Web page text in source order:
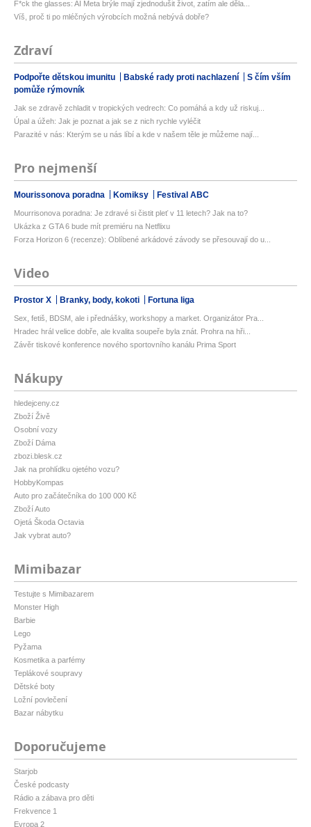
F*ck the glasses: AI Meta brýle mají zjednodušit život, zatím ale děla...
Víš, proč ti po mléčných výrobcích možná nebývá dobře?
Zdraví
Podpořte dětskou imunitu Babské rady proti nachlazení
S čím vším
pomůže rýmovník
Jak se zdravě zchladit v tropických vedrech: Co pomáhá a kdy už riskuj...
Úpal a úžeh: Jak je poznat a jak se z nich rychle vyléčit
Parazité v nás: Kterým se u nás líbí a kde v našem těle je můžeme nají...
Pro nejmenší
Mourissonova poradna Komiksy Festival ABC
Mourrisonova poradna: Je zdravé si čistit pleť v 11 letech? Jak na to?
Ukázka z GTA 6 bude mít premiéru na Netflixu
Forza Horizon 6 (recenze): Oblíbené arkádové závody se přesouvají do u...
Video
Prostor X Branky, body, kokoti Fortuna liga
Sex, fetiš, BDSM, ale i přednášky, workshopy a market. Organizátor Pra...
Hradec hrál velice dobře, ale kvalita soupeře byla znát. Prohra na hři...
Závěr tiskové konference nového sportovního kanálu Prima Sport
Nákupy
hledejceny.cz
Zboží Živě
Osobní vozy
Zboží Dáma
zbozi.blesk.cz
Jak na prohlídku ojetého vozu?
HobbyKompas
Auto pro začátečníka do 100 000 Kč
Zboží Auto
Ojetá Škoda Octavia
Jak vybrat auto?
Mimibazar
Testujte s Mimibazarem
Monster High
Barbie
Lego
Pyžama
Kosmetika a parfémy
Teplákové soupravy
Dětské boty
Ložní povlečení
Bazar nábytku
Doporučujeme
Starjob
České podcasty
Rádio a zábava pro děti
Frekvence 1
Evropa 2